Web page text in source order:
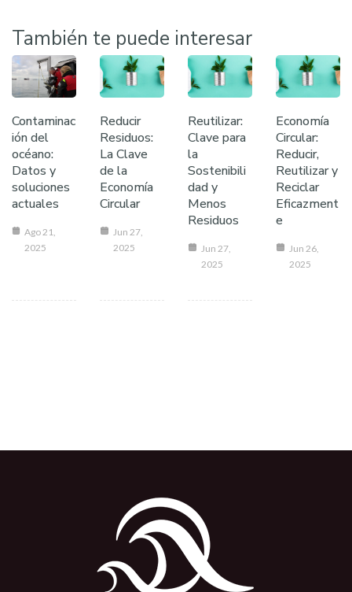
También te puede interesar
Contaminac
ión del
océano:
Datos y
soluciones
actuales
Ago 21,
2025
Reducir
Residuos:
La Clave
de la
Economía
Circular
Jun 27,
2025
Reutilizar:
Clave para
la
Sostenibili
dad y
Menos
Residuos
Jun 27,
2025
Economía
Circular:
Reducir,
Reutilizar y
Reciclar
Eficazment
e
Jun 26,
2025